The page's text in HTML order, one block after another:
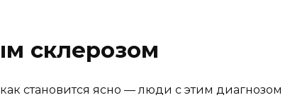
склерозом
становится ясно — люди с этим диагнозом